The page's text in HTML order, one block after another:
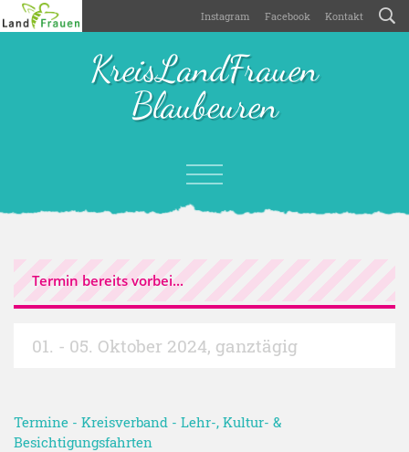
Instagram Facebook Kontakt
KreisLandFrauen
Blaubeuren
Termin bereits vorbei...
01. - 05. Oktober 2024, ganztägig
Termine - Kreisverband - Lehr-, Kultur- &
Besichtigungsfahrten